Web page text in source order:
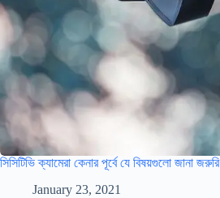
সিসিটিভি ক্যামেরা কেনার পূর্বে যে বিষয়গুলো জানা জরুরি
January 23, 2021